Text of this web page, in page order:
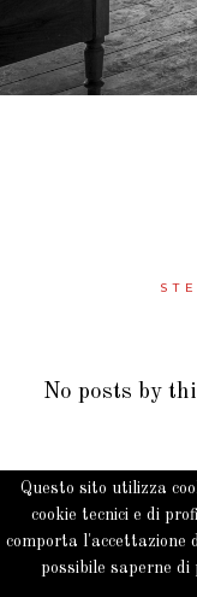
No posts by
Copyright © 2026 ·
Questo sito utilizza
cookie tecnici e di
comporta l'accettazione
possibile saperne di